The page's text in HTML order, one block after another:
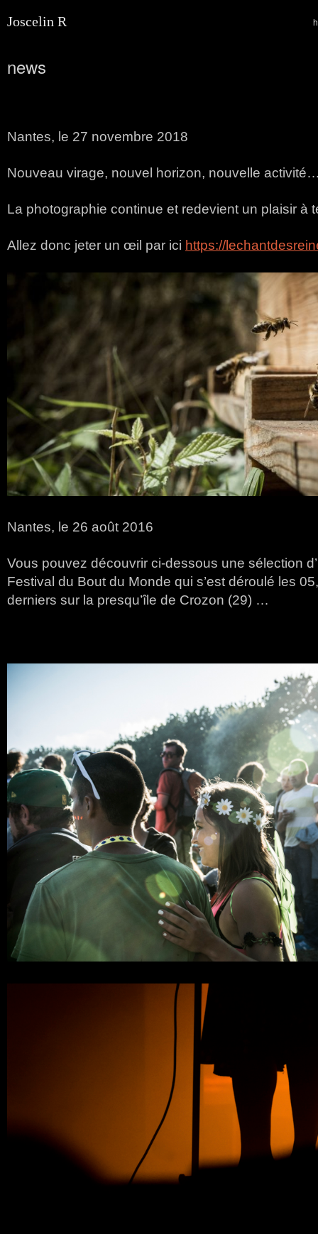
Joscelin R
news
Nantes, le 27 novembre 2018
Nouveau virage, nouvel horizon, nouvelle
La photographie continue et redevient un plaisir à
Allez donc jeter un œil par ici https://
Nantes, le 26 août 2016
Vous pouvez découvrir ci-dessous une sélection
Festival du Bout du Monde qui s’est déroulé les
derniers sur la presqu’île de Crozon (29) …